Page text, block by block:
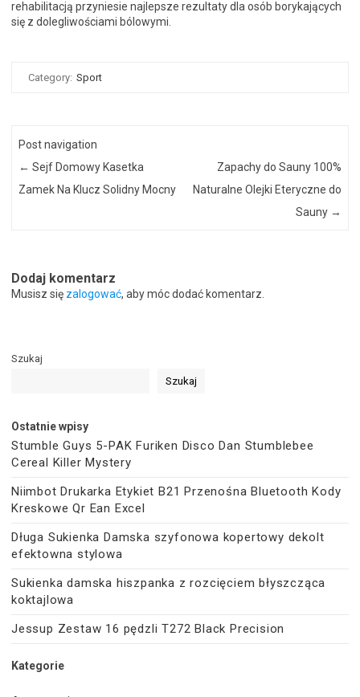
rehabilitacją przyniesie najlepsze rezultaty dla osób borykających
się z dolegliwościami bólowymi.
Category: Sport
Post navigation
← Sejf Domowy Kasetka
Zamek Na Klucz Solidny Mocny
Zapachy do Sauny 100%
Naturalne Olejki Eteryczne do
Sauny →
Dodaj komentarz
Musisz się zalogować, aby móc dodać komentarz.
Szukaj
Szukaj
Ostatnie wpisy
Stumble Guys 5-PAK Furiken Disco Dan Stumblebee
Cereal Killer Mystery
Niimbot Drukarka Etykiet B21 Przenośna Bluetooth Kody
Kreskowe Qr Ean Excel
Długa Sukienka Damska szyfonowa kopertowy dekolt
efektowna stylowa
Sukienka damska hiszpanka z rozcięciem błyszcząca
koktajlowa
Jessup Zestaw 16 pędzli T272 Black Precision
Kategorie